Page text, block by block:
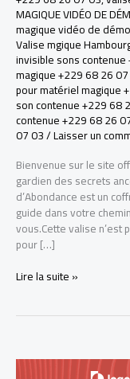
MAGIQUE VIDÉO DE
magique vidéo de
Valise mgique
invisible sons
magique +229 68 26
pour matériel magique
son contenue +229 68
contenue +229 68 26
07 03/Laisser un
Bienvenue sur le site
gardien des secrets
d’Abondance est un
guide dans votre
vous.Cette valise n’est
pour […]
LA
DEVENIR
Lire la suite »